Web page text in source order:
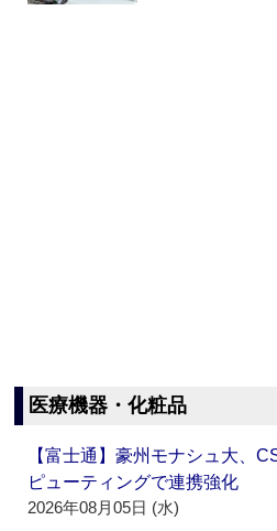
医療機器・化粧品
【富士通】豪州モナシュ大、
ピューティングで連携強化
2026年08月05日 (水)